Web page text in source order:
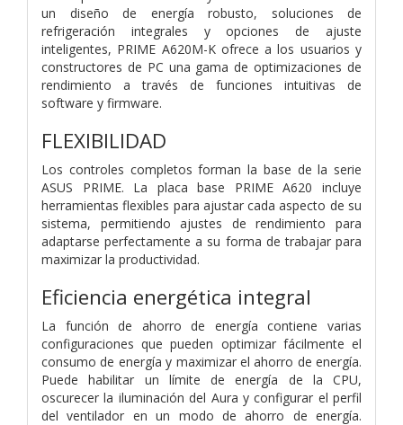
un diseño de energía robusto, soluciones de
refrigeración integrales y opciones de ajuste
inteligentes, PRIME A620M-K ofrece a los usuarios y
constructores de PC una gama de optimizaciones de
rendimiento a través de funciones intuitivas de
software y firmware.
FLEXIBILIDAD
Los controles completos forman la base de la serie
ASUS PRIME. La placa base PRIME A620 incluye
herramientas flexibles para ajustar cada aspecto de su
sistema, permitiendo ajustes de rendimiento para
adaptarse perfectamente a su forma de trabajar para
maximizar la productividad.
Eficiencia energética integral
La función de ahorro de energía contiene varias
configuraciones que pueden optimizar fácilmente el
consumo de energía y maximizar el ahorro de energía.
Puede habilitar un límite de energía de la CPU,
oscurecer la iluminación del Aura y configurar el perfil
del ventilador en un modo de ahorro de energía.